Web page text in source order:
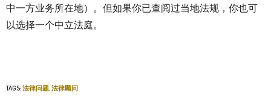
中一方业务所在地）。但如果你已查阅过当地法规，你也可
以选择一个中立法庭。
TAGS:法律问题,法律顾问